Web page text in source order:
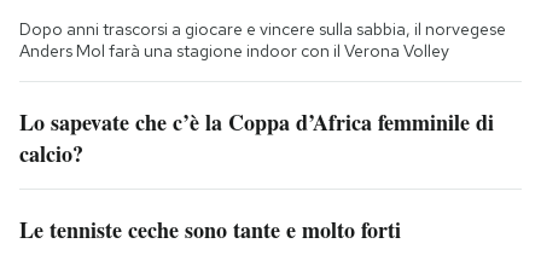
Dopo anni trascorsi a giocare e vincere sulla sabbia, il norvegese
Anders Mol farà una stagione indoor con il Verona Volley
Lo sapevate che c’è la Coppa d’Africa femminile di
calcio?
Le tenniste ceche sono tante e molto forti